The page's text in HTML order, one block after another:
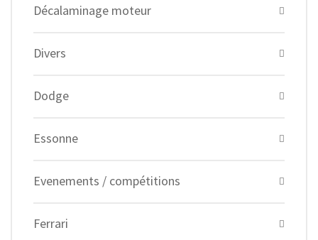
Décalaminage moteur
Divers
Dodge
Essonne
Evenements / compétitions
Ferrari